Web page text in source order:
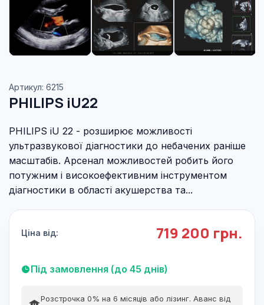
Артикул: 6215
PHILIPS iU22
PHILIPS iU 22 - розширює можливості
ультразвукової діагностики до небачених раніше
масштабів. Арсенал можливостей робить його
потужним і високоефективним інструментом
діагностики в області акушерства та...
Ціна від: 719 200 грн.
Під замовлення (до 45 днів)
Розстрочка 0% на 6 місяців або лізинг. Аванс від